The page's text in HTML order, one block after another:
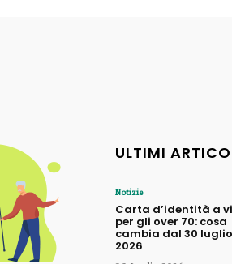
ULTIMI
Notizie
Carta d’identità a
per gli over 70: cosa
cambia dal 30 luglio
2026